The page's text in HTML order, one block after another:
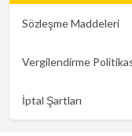
Sözleşme Maddeleri
Vergilendirme
İptal Şartları